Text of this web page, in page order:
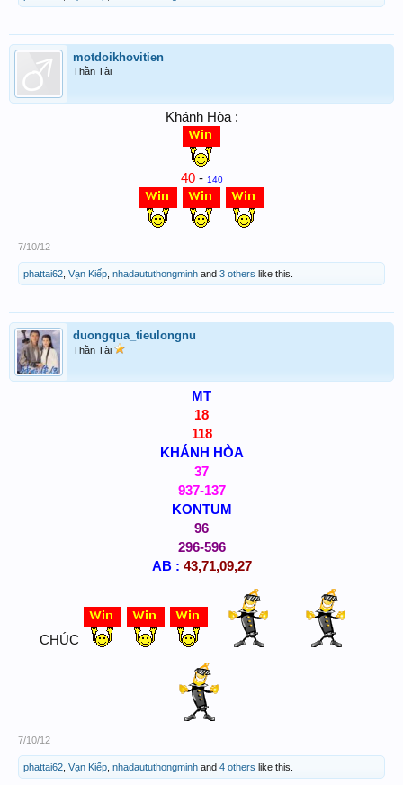
motdoikhovitien
Thần Tài
Khánh Hòa :
40- 140
7/10/12
phattai62 Vạn Kiếp nhadaututhongminh and 3 others like this.
duongqua_tieulongnu
Thần Tài
MT
18
118
KHÁNH HÒA
37
937-137
KONTUM
96
296-596
AB : 43,71,09,27
CHÚC
7/10/12
phattai62 Vạn Kiếp nhadaututhongminh and 4 others like this.